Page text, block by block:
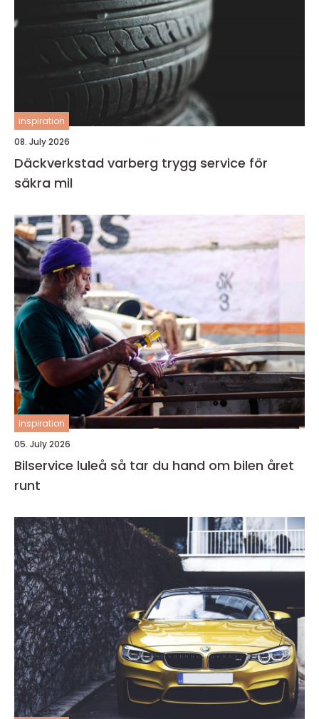
inspiration
08. July 2026
Däckverkstad varberg trygg service för
säkra mil
inspiration
05. July 2026
Bilservice luleå så tar du hand om bilen året
runt